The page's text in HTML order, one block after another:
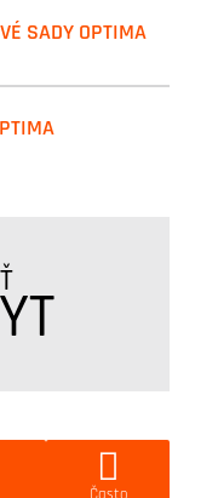
SADY OPTIMA
Často